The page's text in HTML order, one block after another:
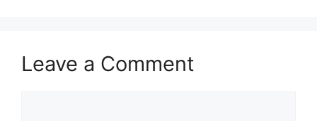
Leave a Comment